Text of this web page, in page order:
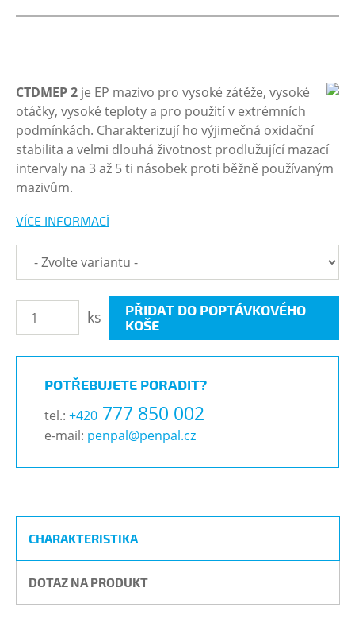
CTDMEP 2 je EP mazivo pro vysoké zátěže, vysoké
otáčky, vysoké teploty a pro použití v extrémních
podmínkách. Charakterizují ho výjimečná oxidační
stabilita a velmi dlouhá životnost prodlužující mazací
intervaly na 3 až 5 ti násobek proti běžně používaným
mazivům.
VÍCE INFORMACÍ
ks
PŘIDAT DO POPTÁVKOVÉHO
KOŠE
POTŘEBUJETE PORADIT?
tel.: +420 777 850 002
e-mail: penpal@penpal.cz
CHARAKTERISTIKA
DOTAZ NA PRODUKT